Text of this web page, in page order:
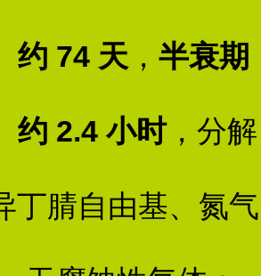
约 74 天 ， 半衰期
约 2.4 小时，分解
丁腈自由基、氮气